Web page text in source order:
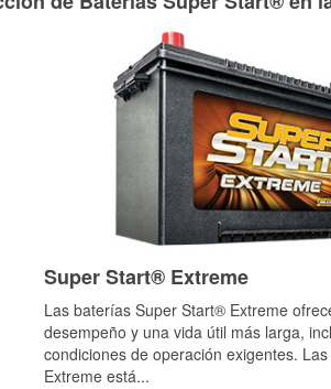
Super Start® Extreme
Las baterías Super Start® Extreme
desempeño y una vida útil más larga,
condiciones de operación exigentes.
Extreme está...